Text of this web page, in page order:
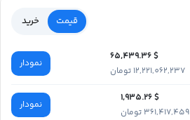
قیمت خرید
$ 65,439.36
12,221,062,237 تومان
نمودار
$ 1,935.26
361,417,459 تومان
نمودار